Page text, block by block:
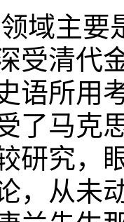
域主要
受清代
语所用
了马克
研究，
，从未